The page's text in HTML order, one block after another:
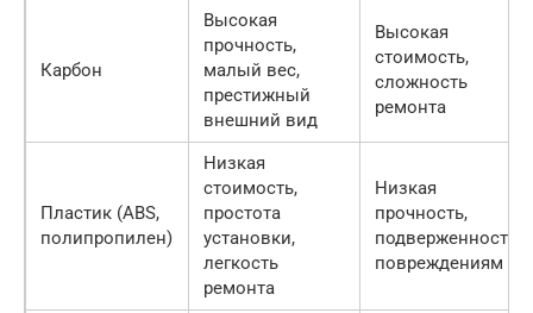
Карбон
Высокая
прочность,
малый вес,
престижный
внешний вид
Высокая
стоимость,
сложность
ремонта
Пластик (ABS,
полипропилен)
Низкая
стоимость,
простота
установки,
легкость
ремонта
Низкая
прочность,
подверженность
повреждениям